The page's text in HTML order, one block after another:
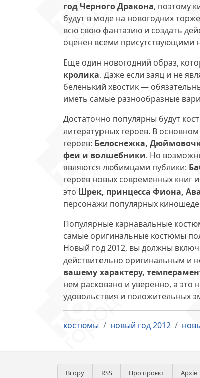
год Черного Дракона, поэтому
будут в моде на новогодних
всю свою фантазию и создать
оценен всеми присутствующими
Еще один новогодний образ,
кролика. Даже если заяц и не
беленький хвостик —
иметь самые разнообразные
Достаточно популярны будут
литературных героев. В
героев: Белоснежка,
феи и волшебники. Но
являются любимцами публики:
героев новых современных
это Шрек, принцесса Фиона,
персонажи популярных
Популярные карнавальные
самые оригинальные костюмы
Новый год 2012, вы должны
действительно оригинальным и
вашему характеру,
нем расковано и уверенно, а
удовольствия и положительных
костюмы новый год 2012
Вгору RSS Про проєкт Архів